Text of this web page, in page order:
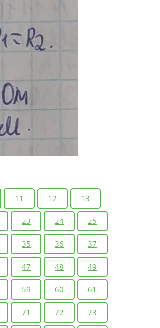
11 12 13
23 24 25
35 36 37
47 48 49
59 60 61
71 72 73